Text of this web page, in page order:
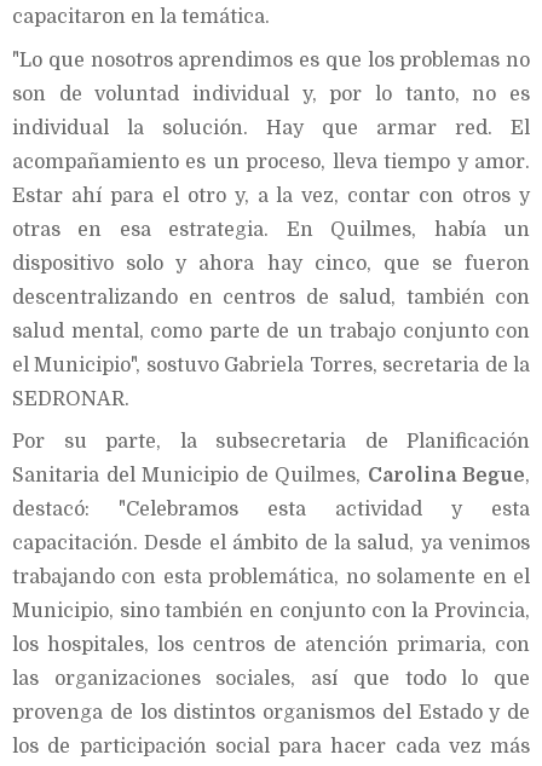
capacitaron en la temática.
"Lo que nosotros aprendimos es que los problemas no
son de voluntad individual y, por lo tanto, no es
individual la solución. Hay que armar red. El
acompañamiento es un proceso, lleva tiempo y amor.
Estar ahí para el otro y, a la vez, contar con otros y
otras en esa estrategia. En Quilmes, había un
dispositivo solo y ahora hay cinco, que se fueron
descentralizando en centros de salud, también con
salud mental, como parte de un trabajo conjunto con
el Municipio", sostuvo Gabriela Torres, secretaria de la
SEDRONAR.
Por su parte, la subsecretaria de Planificación
Sanitaria del Municipio de Quilmes, Carolina Begue,
destacó: "Celebramos esta actividad y esta
capacitación. Desde el ámbito de la salud, ya venimos
trabajando con esta problemática, no solamente en el
Municipio, sino también en conjunto con la Provincia,
los hospitales, los centros de atención primaria, con
las organizaciones sociales, así que todo lo que
provenga de los distintos organismos del Estado y de
los de participación social para hacer cada vez más